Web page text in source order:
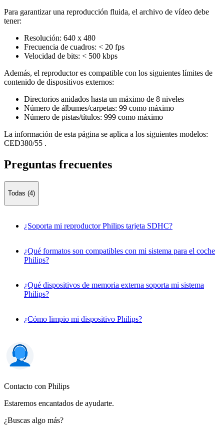
Para garantizar una reproducción fluida, el archivo de vídeo debe
tener:
Resolución: 640 x 480
Frecuencia de cuadros: < 20 fps
Velocidad de bits: < 500 kbps
Además, el reproductor es compatible con los siguientes límites de
contenido de dispositivos externos:
Directorios anidados hasta un máximo de 8 niveles
Número de álbumes/carpetas: 99 como máximo
Número de pistas/títulos: 999 como máximo
La información de esta página se aplica a los siguientes modelos:
CED380/55 .
Preguntas frecuentes
Todas (4)
¿Soporta mi reproductor Philips tarjeta SDHC?
¿Qué formatos son compatibles con mi sistema para el coche
Philips?
¿Qué dispositivos de memoria externa soporta mi sistema
Philips?
¿Cómo limpio mi dispositivo Philips?
Contacto con Philips
Estaremos encantados de ayudarte.
¿Buscas algo más?